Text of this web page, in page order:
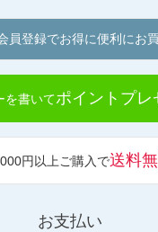
員登録でお得に便利にお
を書いてポイントプレ
円以上ご購入で送料
お支払い